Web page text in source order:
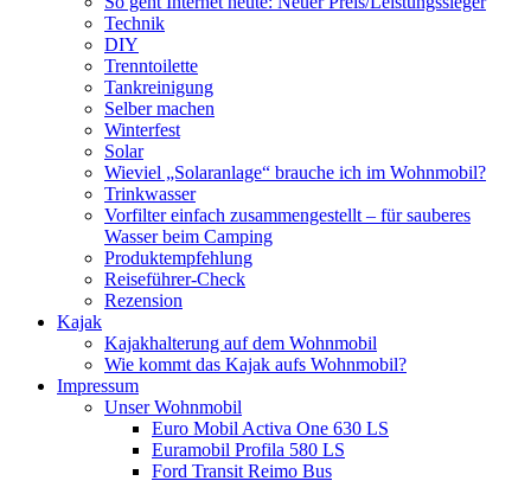
Technik
DIY
Trenntoilette
Tankreinigung
Selber machen
Winterfest
Solar
Wieviel „Solaranlage“ brauche ich im Wohnmobil?
Trinkwasser
Vorfilter einfach zusammengestellt – für sauberes
Wasser beim Camping
Produktempfehlung
Reiseführer-Check
Rezension
Kajak
Kajakhalterung auf dem Wohnmobil
Wie kommt das Kajak aufs Wohnmobil?
Impressum
Unser Wohnmobil
Euro Mobil Activa One 630 LS
Euramobil Profila 580 LS
Ford Transit Reimo Bus